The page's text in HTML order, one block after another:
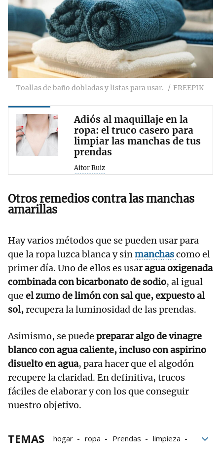
Toallas de baño dobladas y listas para usar. FREEPIK
Adiós al maquillaje en la
ropa: el truco casero para
limpiar las manchas de tus
prendas
Aitor Ruiz
Otros remedios contra las manchas
amarillas
Hay varios métodos que se pueden usar para
que la ropa luzca blanca y sinmanchascomo el
primer día. Uno de ellos es usar agua oxigenada
combinada con bicarbonato de sodio, al igual
que el zumo de limón con sal que, expuesto al
sol,recupera la luminosidad de las prendas.
Asimismo, se puede preparar algo de vinagre
blanco con agua caliente, incluso con aspirino
disuelto en agua, para hacer que el algodón
recupere la claridad. En definitiva, trucos
fáciles de elaborar y con los que conseguir
nuestro objetivo.
TEMAS hogar ropa Prendas
limpieza